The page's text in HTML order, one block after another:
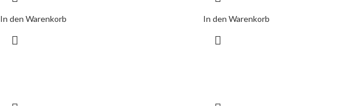
In den Warenkorb In den Warenkorb